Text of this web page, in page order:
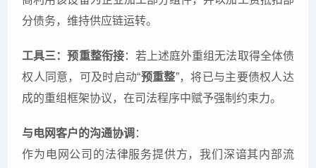
分债务，维持供应链运转。
工具三：预重整衔接： 若上述庭外重组无法取得全体债
权人同意，可及时启动“预重整”，将已与主要债权人达
成的重组框架协议，在司法程序中赋予强制约束力。
与电网客户的沟通协调 ：
作为电网公司的法律服务提供方，我们深谙其内部流